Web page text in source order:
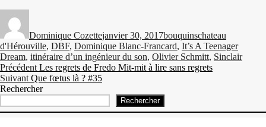
Dominique Cozettejanvier 30, 2017bouquinschateau
d'Hérouville, DBF, Dominique Blanc-Francard, It’s A Teenager
Dream, itinéraire d’un ingénieur du son, Olivier Schmitt, Sinclair
Navigation
de
Précédent Publication
précédente :
Les regrets de Fredo Mit-mit à lire sans regrets
Suivant Publication
suivante :
Que fœtus là ? #35
Rechercher
Rechercher